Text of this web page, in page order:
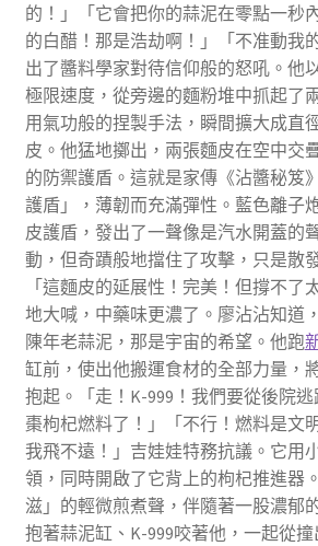
的！」「它會把你的蒜泥在零點一秒
的白醋！那是浩劫啊！」「不准動我
出了醬料學家對待信仰般的怒吼。他
極限速度，從旁邊的麵粉堆中抓起了
用氣功般的捏製手法，瞬間擴大成直
皮。他猛地擲出，兩張麵皮在空中交
的防禦護盾。這就是家傳《沾醬秘笈
護盾」，薄韌而充滿彈性。藍色離子
皮護盾，發出了一聲像是汽水開蓋的
動，但奇蹟般地擋住了攻擊，只是散
「這麵皮的延展性！完美！但撐不了
地大喊，中藥味更濃了。廖沾沾知道
陳年老蒜泥，那是宇宙的希望。他跑
缸前，使出他搬運食材的全部力量，
抱起。「走！K-999！我們要從後院
棗枸杞燃料了！」「不行！燃料是文
我飛不遠！」吉娃娃特務抗議。它用
領，同時開啟了它背上的枸杞推進器
滋」的輕微煎煮聲，伴隨著一股濃郁
抱著蒜泥缸、K-999咬著他，一起從